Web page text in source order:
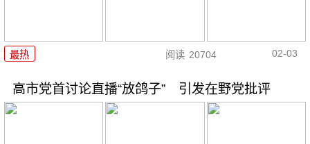
最热 阅读 20704 02-03
高市党首讨论直播“放鸽子” 引发在野党批评